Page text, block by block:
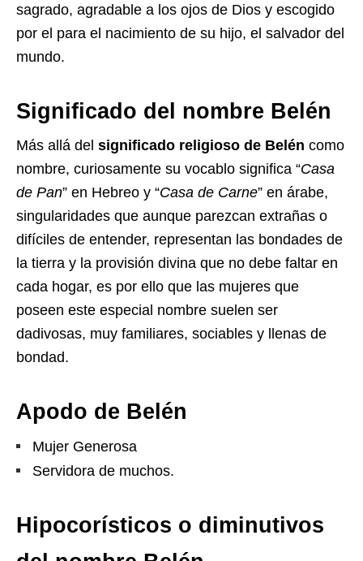
sagrado, agradable a los ojos de Dios y escogido
por el para el nacimiento de su hijo, el salvador del
mundo.
Significado del nombre Belén
Más allá del significado religioso de Belén como
nombre, curiosamente su vocablo significa “Casa
de Pan” en Hebreo y “Casa de Carne” en árabe,
singularidades que aunque parezcan extrañas o
difíciles de entender, representan las bondades de
la tierra y la provisión divina que no debe faltar en
cada hogar, es por ello que las mujeres que
poseen este especial nombre suelen ser
dadivosas, muy familiares, sociables y llenas de
bondad.
Apodo de Belén
Mujer Generosa
Servidora de muchos.
Hipocorísticos o diminutivos